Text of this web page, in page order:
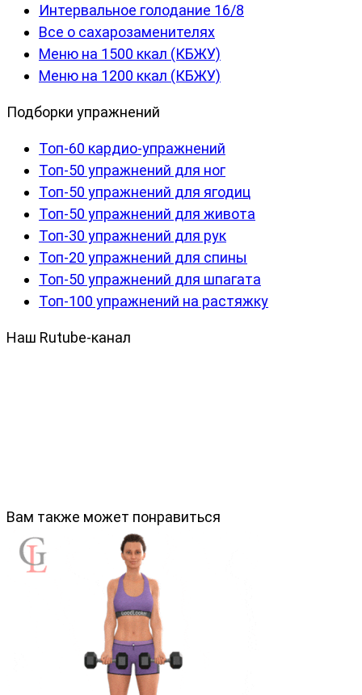
Интервальное голодание 16/8
Все о сахарозаменителях
Меню на 1500 ккал (КБЖУ)
Меню на 1200 ккал (КБЖУ)
Подборки упражнений
Топ-60 кардио-упражнений
Топ-50 упражнений для ног
Топ-50 упражнений для ягодиц
Топ-50 упражнений для живота
Топ-30 упражнений для рук
Топ-20 упражнений для спины
Топ-50 упражнений для шпагата
Топ-100 упражнений на растяжку
Наш Rutube-канал
Вам также может понравиться